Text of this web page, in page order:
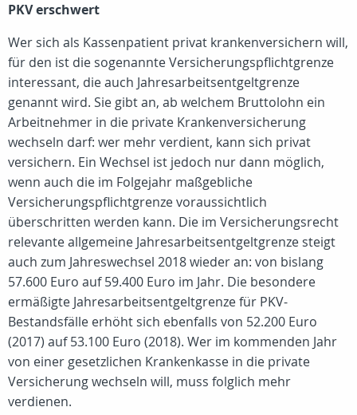
PKV erschwert
Wer sich als Kassenpatient privat krankenversichern will,
für den ist die sogenannte Versicherungspflichtgrenze
interessant, die auch Jahresarbeitsentgeltgrenze
genannt wird. Sie gibt an, ab welchem Bruttolohn ein
Arbeitnehmer in die private Krankenversicherung
wechseln darf: wer mehr verdient, kann sich privat
versichern. Ein Wechsel ist jedoch nur dann möglich,
wenn auch die im Folgejahr maßgebliche
Versicherungspflichtgrenze voraussichtlich
überschritten werden kann. Die im Versicherungsrecht
relevante allgemeine Jahresarbeitsentgeltgrenze steigt
auch zum Jahreswechsel 2018 wieder an: von bislang
57.600 Euro auf 59.400 Euro im Jahr. Die besondere
ermäßigte Jahresarbeitsentgeltgrenze für PKV-
Bestandsfälle erhöht sich ebenfalls von 52.200 Euro
(2017) auf 53.100 Euro (2018). Wer im kommenden Jahr
von einer gesetzlichen Krankenkasse in die private
Versicherung wechseln will, muss folglich mehr
verdienen.